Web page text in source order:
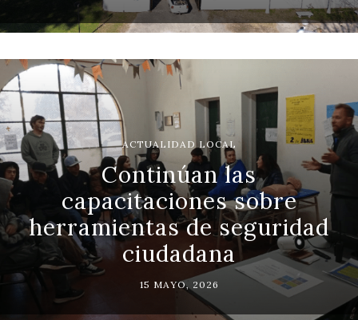
ACTUALIDAD LOCAL
Continúan las
capacitaciones sobre
herramientas de seguridad
ciudadana
15 MAYO, 2026